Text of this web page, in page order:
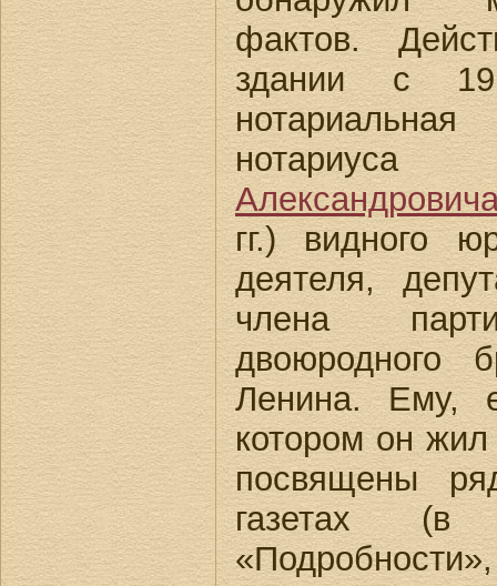
фактов.
здании с
гг.) видного
деятеля,
члена
двоюродного
Ленина. Ему,
котором он
посвящены
газетах (в
«Подробности»,